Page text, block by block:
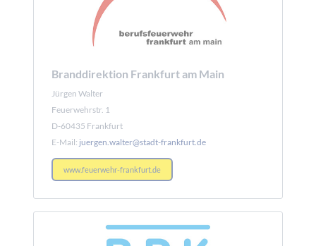
Branddirektion Frankfurt am Main
Jürgen Walter
Feuerwehrstr. 1
D-60435 Frankfurt
E-Mail: juergen.walter@stadt-frankfurt.de
www.feuerwehr-frankfurt.de